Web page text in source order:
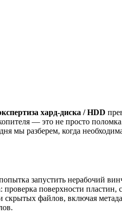
хард-диска / HDD
— это не просто
мы разберем, когда
запустить нерабочий
проверка поверхности
файлов, включая